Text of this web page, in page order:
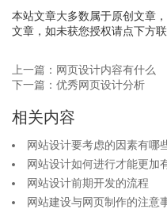
本站文章大多数属于原创文章
文章，如未获您授权请点下方
上一篇：网页设计内容有什么
下一篇：优秀网页设计分析
相关内容
网站设计要考虑的因素有哪
网站设计如何进行才能更加
网站设计前期开发的流程
网站建设与网页制作的注意